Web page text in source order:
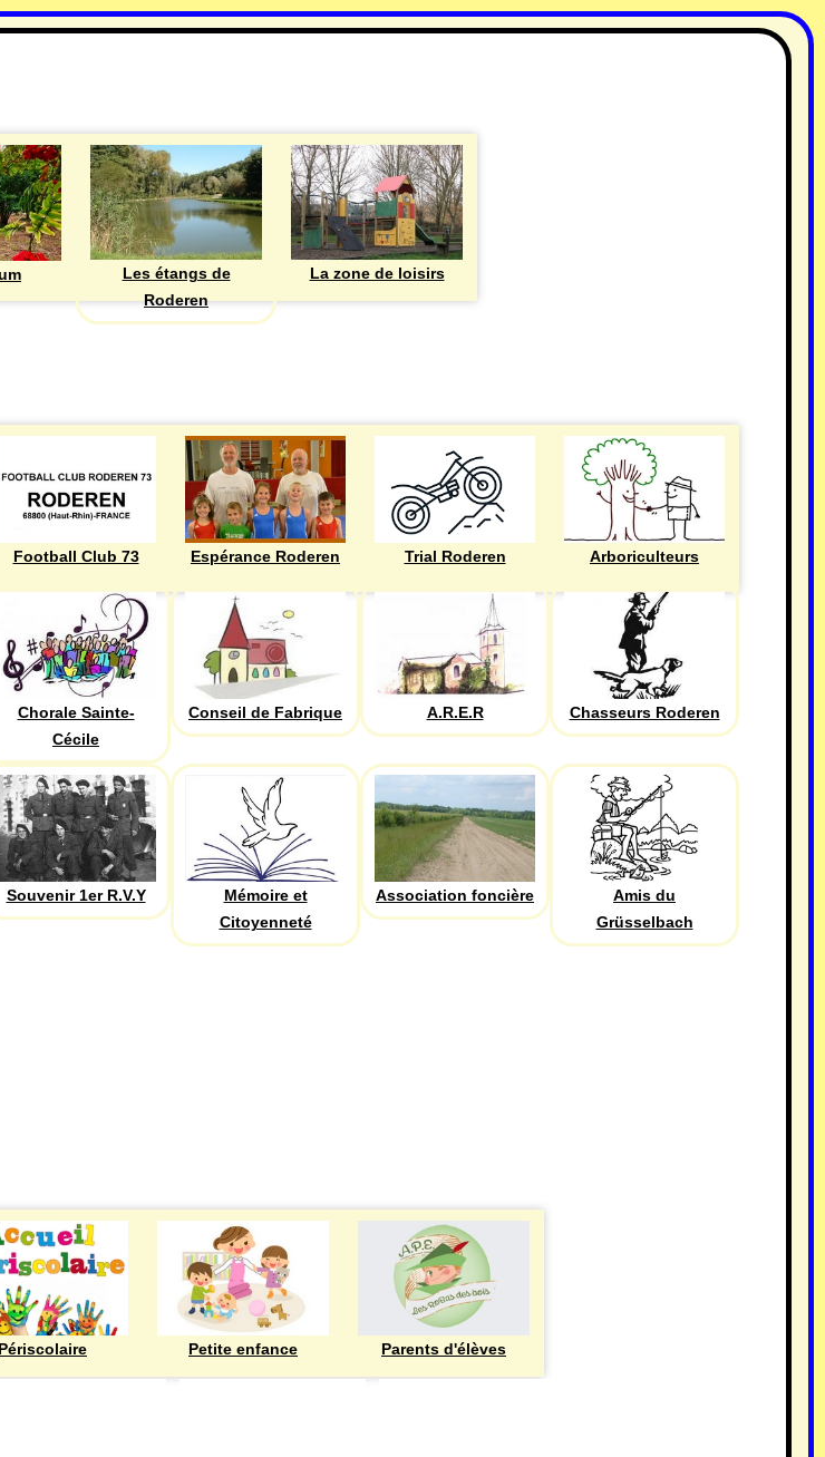
Les étangs de
Roderen
La zone de loisirs
Football Club 73 Espérance Roderen Trial Roderen Arboriculteurs
Chorale Sainte-
Cécile
Conseil de Fabrique A.R.E.R Chasseurs Roderen
Souvenir 1er R.V.Y
Mémoire et
Citoyenneté
Association foncière
Amis du
Grüsselbach
Périscolaire Petite enfance Parents d'élèves